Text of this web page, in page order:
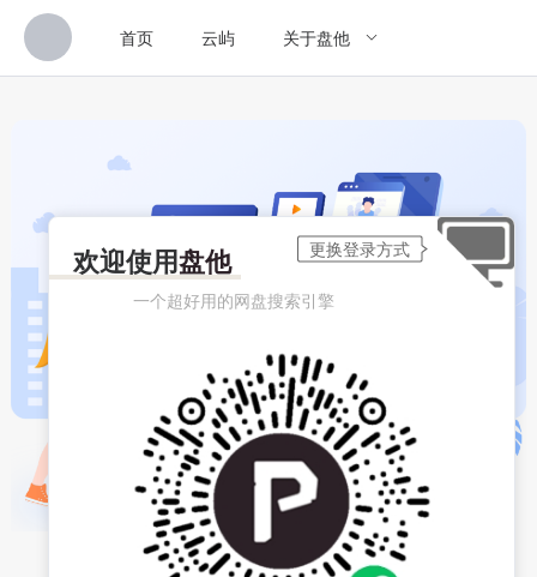
首页 云屿 关于盘他
欢迎使用盘他
一个超好用的网盘搜索引擎